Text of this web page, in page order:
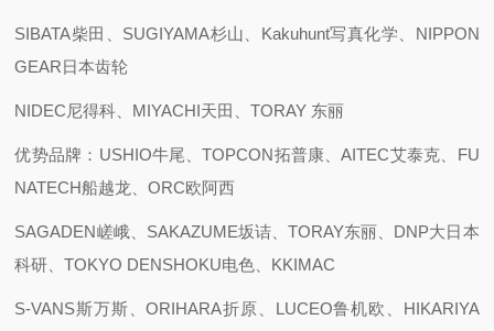
SIBATA柴田、SUGIYAMA杉山、Kakuhunt写真化学、NIPPON
GEAR日本齿轮
NIDEC尼得科、MIYACHI天田、TORAY 东丽
优势品牌：USHIO牛尾、TOPCON拓普康、AITEC艾泰克、FU
NATECH船越龙、ORC欧阿西
SAGADEN嵯峨、SAKAZUME坂诘、TORAY东丽、DNP大日本
科研、TOKYO DENSHOKU电色、KKIMAC
S-VANS斯万斯、ORIHARA折原、LUCEO鲁机欧、HIKARIYA